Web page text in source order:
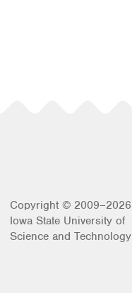
Copyright © 2009–2026
Iowa State University of
Science and Technology